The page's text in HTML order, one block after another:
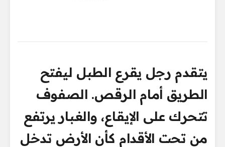
يتقدم رجل يقرع الطبل ليفتح
الطريق أمام الرقص. الصفوف
تتحرك على الإيقاع، والغبار يرتفع
من تحت الأقدام كأن الأرض تدخل